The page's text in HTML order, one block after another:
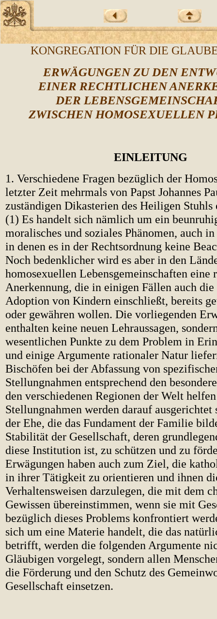
KONGREGATION FÜR DIE
ERWÄGUNGEN ZU DEN
EINER RECHTLICHEN
DER
ZWISCHEN HOMOSEXUELLEN
EINLEITUNG
1. Verschiedene Fragen bezüglich der
letzter Zeit mehrmals von Papst Johannes
zuständigen Dikasterien des Heiligen
(1) Es handelt sich nämlich um ein
moralisches und soziales Phänomen, auch
in denen es in der Rechtsordnung keine
Noch bedenklicher wird es aber in den
homosexuellen Lebensgemeinschaften eine
Anerkennung, die in einigen Fällen auch
Adoption von Kindern einschließt, bereits
oder gewähren wollen. Die vorliegenden
enthalten keine neuen Lehraussagen,
wesentlichen Punkte zu dem Problem in
und einige Argumente rationaler Natur
Bischöfen bei der Abfassung von
Stellungnahmen entsprechend den
den verschiedenen Regionen der Welt
Stellungnahmen werden darauf ausgerichtet
der Ehe, die das Fundament der Familie
Stabilität der Gesellschaft, deren
diese Institution ist, zu schützen und zu
Erwägungen haben auch zum Ziel, die
in ihrer Tätigkeit zu orientieren und ihnen
Verhaltensweisen darzulegen, die mit dem
Gewissen übereinstimmen, wenn sie mit
bezüglich dieses Problems konfrontiert
sich um eine Materie handelt, die das
betrifft, werden die folgenden Argumente
Gläubigen vorgelegt, sondern allen
die Förderung und den Schutz des
Gesellschaft einsetzen.